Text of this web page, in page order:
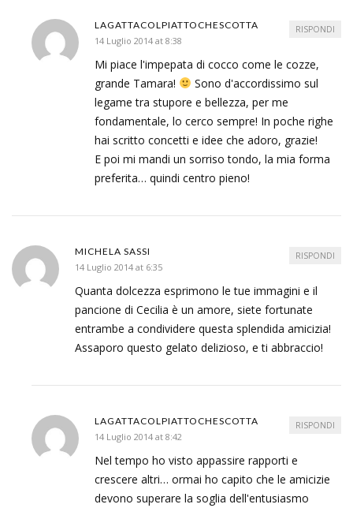
LAGATTACOLPIATTOCHESCOTTA
14 Luglio 2014 at 8:38
Mi piace l'impepata di cocco come le cozze,
grande Tamara!
Sono d'accordissimo sul
legame tra stupore e bellezza, per me
fondamentale, lo cerco sempre! In poche righe
hai scritto concetti e idee che adoro, grazie!
E poi mi mandi un sorriso tondo, la mia forma
preferita… quindi centro pieno!
RISPONDI
MICHELA SASSI
14 Luglio 2014 at 6:35
Quanta dolcezza esprimono le tue immagini e il
pancione di Cecilia è un amore, siete fortunate
entrambe a condividere questa splendida amicizia!
Assaporo questo gelato delizioso, e ti abbraccio!
RISPONDI
LAGATTACOLPIATTOCHESCOTTA
14 Luglio 2014 at 8:42
Nel tempo ho visto appassire rapporti e
crescere altri… ormai ho capito che le amicizie
devono superare la soglia dell'entusiasmo
RISPONDI